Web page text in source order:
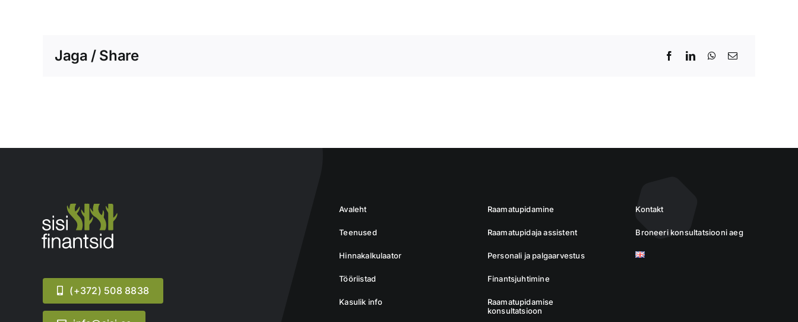
Jaga / Share
(+372) 508 8838
Avaleht
Teenused
Hinnakalkulaator
Tööriistad
Kasulik info
Raamatupidamine
Raamatupidaja assistent
Personali ja palgaarvestus
Finantsjuhtimine
Raamatupidamise
konsultatsioon
Kontakt
Broneeri konsultatsiooni aeg